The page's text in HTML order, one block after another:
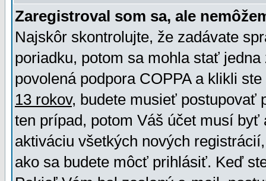
Zaregistroval som sa, ale
Najskôr skontrolujte, že zadávate
poriadku, potom sa mohla stať
povolená podpora COPPA a klikli
13 rokov, budete musieť postupovať
ten prípad, potom Váš účet musí
aktiváciu všetkých nových
ako sa budete môcť prihlásiť. Keď